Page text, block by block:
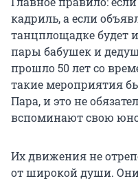
кадриль, а если
танцплощадке будет
пары бабушек и
прошло 50 лет со
такие мероприятия
Пара, и это не
вспоминают свою
Их движения не
от широкой души.